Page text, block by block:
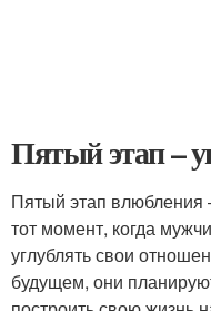
Пятый этап –
Пятый этап влюбления
тот момент, когда
углублять свои
будущем, они